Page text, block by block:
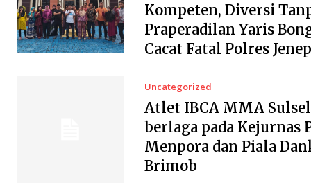
Kompeten, Diversi
Praperadilan Yaris
Cacat Fatal Polres
Uncategorized
Atlet IBCA MMA
berlaga pada Kejurnas
Menpora dan Piala
Brimob